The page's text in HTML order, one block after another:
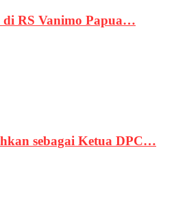
di RS Vanimo Papua…
sebagai Ketua DPC…